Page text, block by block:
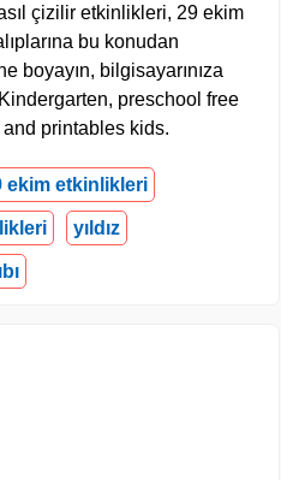
çizilir etkinlikleri, 29 ekim
bu konudan
boyayın, bilgisayarınıza
Kindergarten, preschool free
printables kids.
ekim etkinlikleri
yıldız